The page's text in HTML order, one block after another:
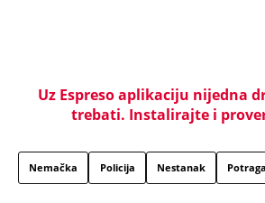
Uz Espreso aplikaciju nijedna
trebati. Instalirajte i
Nemačka Policija Nestanak Potraga